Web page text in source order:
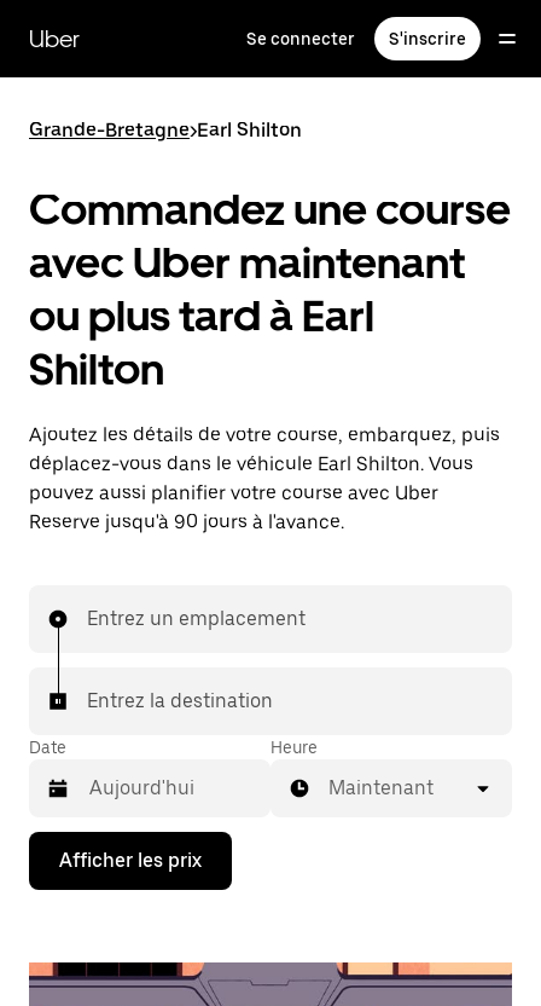
contenu
principal
Uber Se connecter S'inscrire
Grande-Bretagne>Earl Shilton
Commandez une course
avec Uber maintenant
ou plus tard à Earl
Shilton
Ajoutez les détails de votre course, embarquez, puis
déplacez-vous dans le véhicule Earl Shilton. Vous
pouvez aussi planifier votre course avec Uber
Reserve jusqu'à 90 jours à l'avance.
Entrez un emplacement
Entrez la destination
Date
Appuyez
la
bas
Heure
Maintenant
Afficher les prix